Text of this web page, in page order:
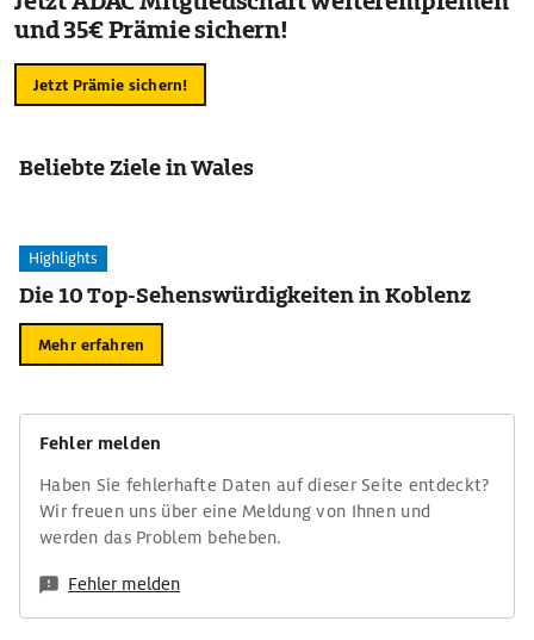
und 35€ Prämie sichern!
Jetzt Prämie sichern!
Beliebte Ziele in Wales
Highlights
Die 10 Top-Sehenswürdigkeiten in Koblenz
Mehr erfahren
Fehler melden
Haben Sie fehlerhafte Daten auf dieser Seite entdeckt?
Wir freuen uns über eine Meldung von Ihnen und
werden das Problem beheben.
Fehler melden